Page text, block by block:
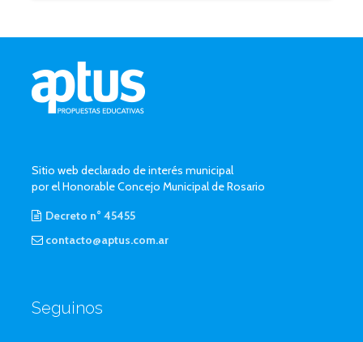
Sitio web declarado de interés municipal
por el Honorable Concejo Municipal de Rosario
Decreto n° 45455
contacto@aptus.com.ar
Seguinos